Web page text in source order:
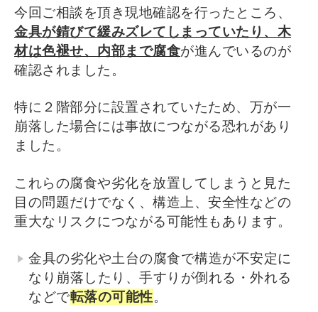
今回ご相談を頂き現地確認を行ったところ、
金具が錆びて緩みズレてしまっていたり、木
材は色褪せ、内部まで腐食が進んでいるのが
確認されました。
特に２階部分に設置されていたため、万が一
崩落した場合には事故につながる恐れがあり
ました。
これらの腐食や劣化を放置してしまうと見た
目の問題だけでなく、構造上、安全性などの
重大なリスクにつながる可能性もあります。
金具の劣化や土台の腐食で構造が不安定に
なり崩落したり、手すりが倒れる・外れる
などで転落の可能性。